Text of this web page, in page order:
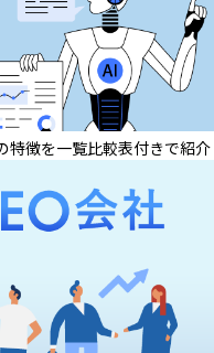
特徴を一覧比較表付きで紹介